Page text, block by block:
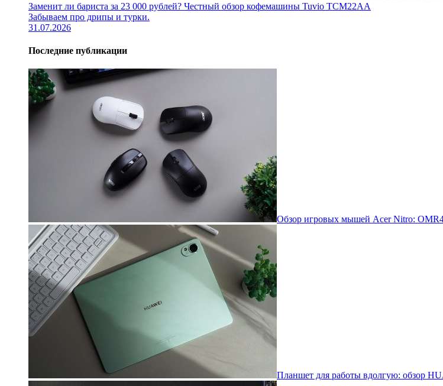
Заменит ли бариста за 23 000 рублей? Честный обзор кофемашины Tuvio TCM22AA
Забываем про дрипы и турки.
31.07.2026
Последние публикации
Обзор игровых мышей Acer Nitro:
Планшет для работы вдолгую: обзор